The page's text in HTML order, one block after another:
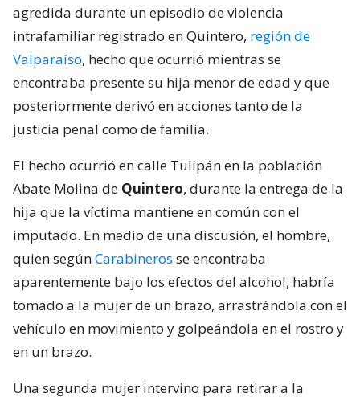
agredida durante un episodio de violencia
intrafamiliar registrado en Quintero, región de
Valparaíso, hecho que ocurrió mientras se
encontraba presente su hija menor de edad y que
posteriormente derivó en acciones tanto de la
justicia penal como de familia.
El hecho ocurrió en calle Tulipán en la población
Abate Molina de Quintero, durante la entrega de la
hija que la víctima mantiene en común con el
imputado. En medio de una discusión, el hombre,
quien segúnCarabineros se encontraba
aparentemente bajo los efectos del alcohol, habría
tomado a la mujer de un brazo, arrastrándola con el
vehículo en movimiento y golpeándola en el rostro y
en un brazo.
Una segunda mujer intervino para retirar a la